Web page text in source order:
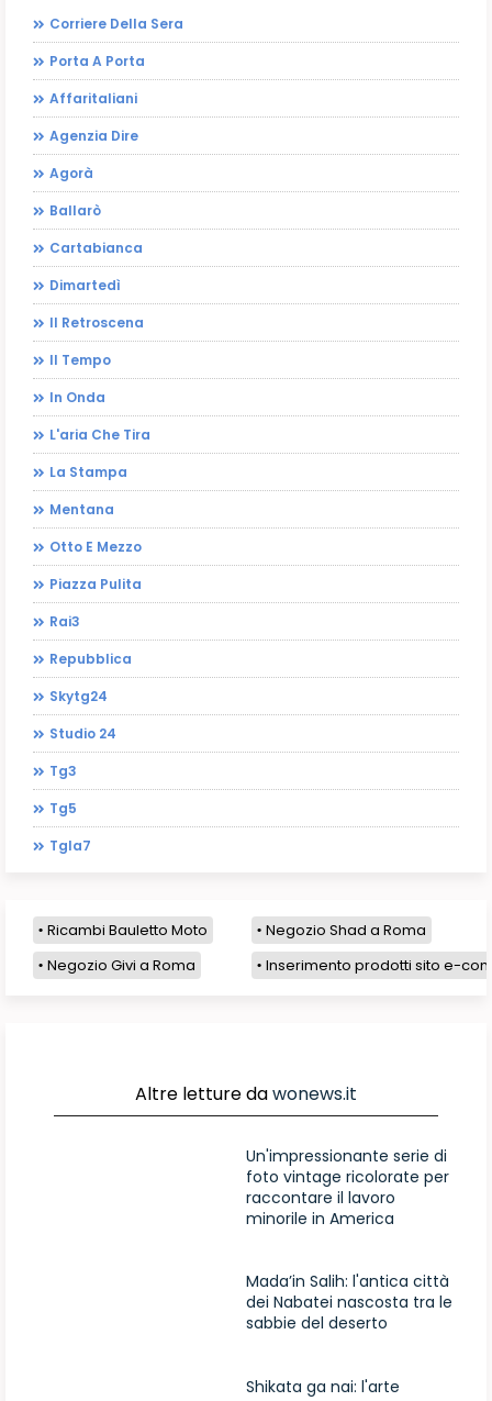
Corriere Della Sera
Porta A Porta
Affaritaliani
Agenzia Dire
Agorà
Ballarò
Cartabianca
Dimartedì
Il Retroscena
Il Tempo
In Onda
L'aria Che Tira
La Stampa
Mentana
Otto E Mezzo
Piazza Pulita
Rai3
Repubblica
Skytg24
Studio 24
Tg3
Tg5
Tgla7
Ricambi Bauletto Moto
Negozio Shad a Roma
Negozio Givi a Roma
Inserimento prodotti sito e-
Altre letture dawonews.it
Un'impressionante serie di
foto vintage ricolorate per
raccontare il lavoro
minorile in America
Mada’in Salih: l'antica città
dei Nabatei nascosta tra le
sabbie del deserto
Shikata ga nai: l'arte